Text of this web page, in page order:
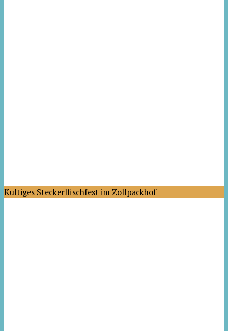
Kultiges Steckerlfischfest im Zollpackhof